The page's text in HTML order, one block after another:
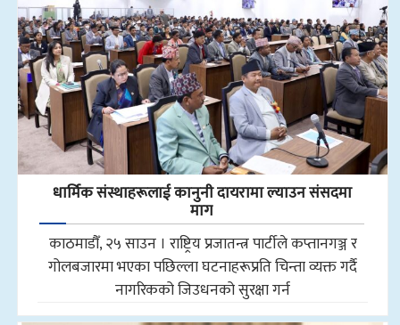
धार्मिक संस्थाहरूलाई कानुनी दायरामा ल्याउन संसदमा
माग
काठमाडौँ, २५ साउन । राष्ट्रिय प्रजातन्त्र पार्टीले कप्तानगञ्ज र
गोलबजारमा भएका पछिल्ला घटनाहरूप्रति चिन्ता व्यक्त गर्दै
नागरिकको जिउधनको सुरक्षा गर्न